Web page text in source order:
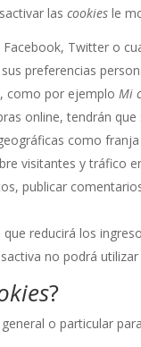
lascookies le
Twitter o
preferencias
como por ejemploMi
online, tendrán
como
visitantes y tráfico
publicar
reducirá los
no podrá
?
o particular